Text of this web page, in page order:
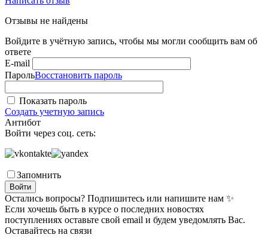
Отзывы не найдены
Войдите в учётную запись, чтобы мы могли сообщить вам об
ответе
E-mail
ПарольВосстановить пароль
Показать пароль
Создать учетную запись
Антибот
Войти через соц. сеть:
Запомнить
Войти
Остались вопросы? Подпишитесь или напишите нам ✨
Если хочешь быть в курсе о последних новостях
поступлениях оставьте свой email и будем уведомлять Вас.
Оставайтесь на связи